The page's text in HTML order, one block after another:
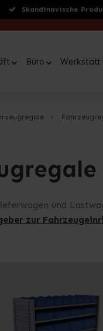
Skandinavische
Büro Werkstatt
und
zur